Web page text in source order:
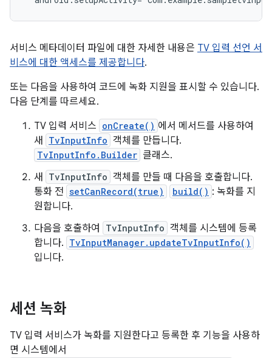
서비스 메타데이터 파일에 대한 자세한 내용은 TV 입력 선언 서
비스에 대한 액세스를 제공합니다.
또는 다음을 사용하여 코드에 녹화 지원을 표시할 수 있습니다.
다음 단계를 따르세요.
TV 입력 서비스 onCreate() 에서 메서드를 사용하여
새
TvInputInfo 객체를 만듭니다.
TvInputInfo.Builder 클래스.
새
TvInputInfo 객체를 만들 때 다음을 호출합니다.
통화 전 setCanRecord(true) build() : 녹화를 지
원합니다.
다음을 호출하여
TvInputInfo 객체를 시스템에 등록
합니다. TvInputManager.updateTvInputInfo()
입니다.
세션 녹화
TV 입력 서비스가 녹화를 지원한다고 등록한 후 기능을 사용하
면 시스템에서